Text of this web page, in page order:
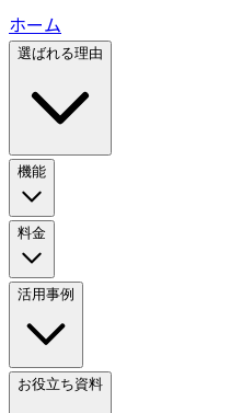
ホーム
選ばれる理由
機能
料金
活用事例
お役立ち資料